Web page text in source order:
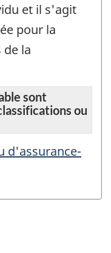
et il s'agit
pour la
la
sont
ou
d'assurance-